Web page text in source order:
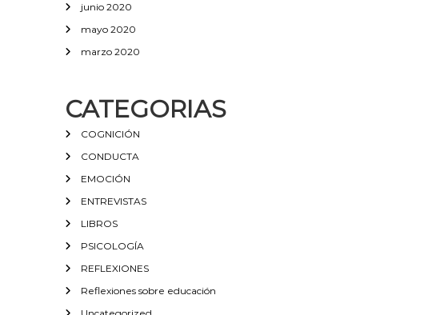
junio 2020
mayo 2020
marzo 2020
CATEGORIAS
COGNICIÓN
CONDUCTA
EMOCIÓN
ENTREVISTAS
LIBROS
PSICOLOGÍA
REFLEXIONES
Reflexiones sobre educación